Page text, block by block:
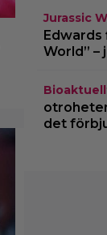
Jurassic
Edwards
World” –
det